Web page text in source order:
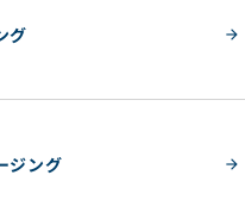
グ
ジング